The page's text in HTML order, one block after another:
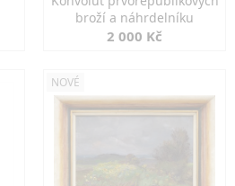
broží a náhrdelníku
2 000 Kč
NOVÉ